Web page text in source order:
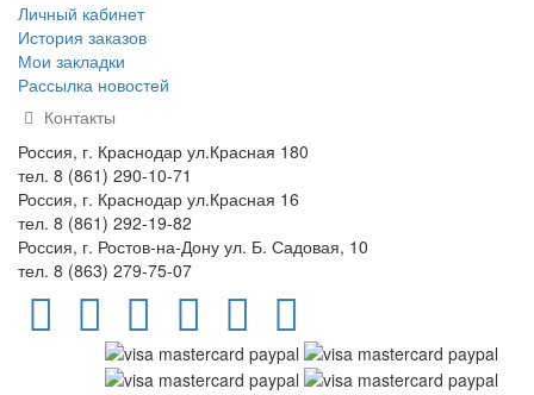
Личный кабинет
История заказов
Мои закладки
Рассылка новостей
Контакты
Россия, г. Краснодар ул.Красная 180
тел. 8 (861) 290-10-71
Россия, г. Краснодар ул.Красная 16
тел. 8 (861) 292-19-82
Россия, г. Ростов-на-Дону ул. Б. Садовая, 10
тел. 8 (863) 279-75-07